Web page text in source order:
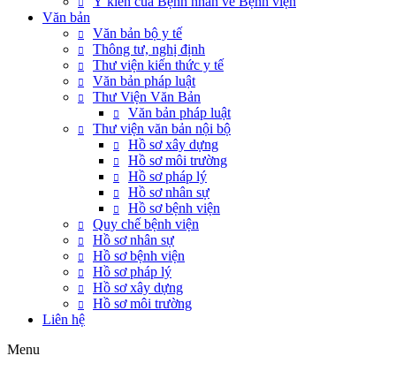
Văn bản
Văn bản bộ y tế
Thông tư, nghị định
Thư viện kiến thức y tế
Văn bản pháp luật
Thư Viện Văn Bản
Văn bản pháp luật
Thư viện văn bản nội bộ
Hồ sơ xây dựng
Hồ sơ môi trường
Hồ sơ pháp lý
Hồ sơ nhân sự
Hồ sơ bệnh viện
Quy chế bệnh viện
Hồ sơ nhân sự
Hồ sơ bệnh viện
Hồ sơ pháp lý
Hồ sơ xây dựng
Hồ sơ môi trường
Liên hệ
Menu